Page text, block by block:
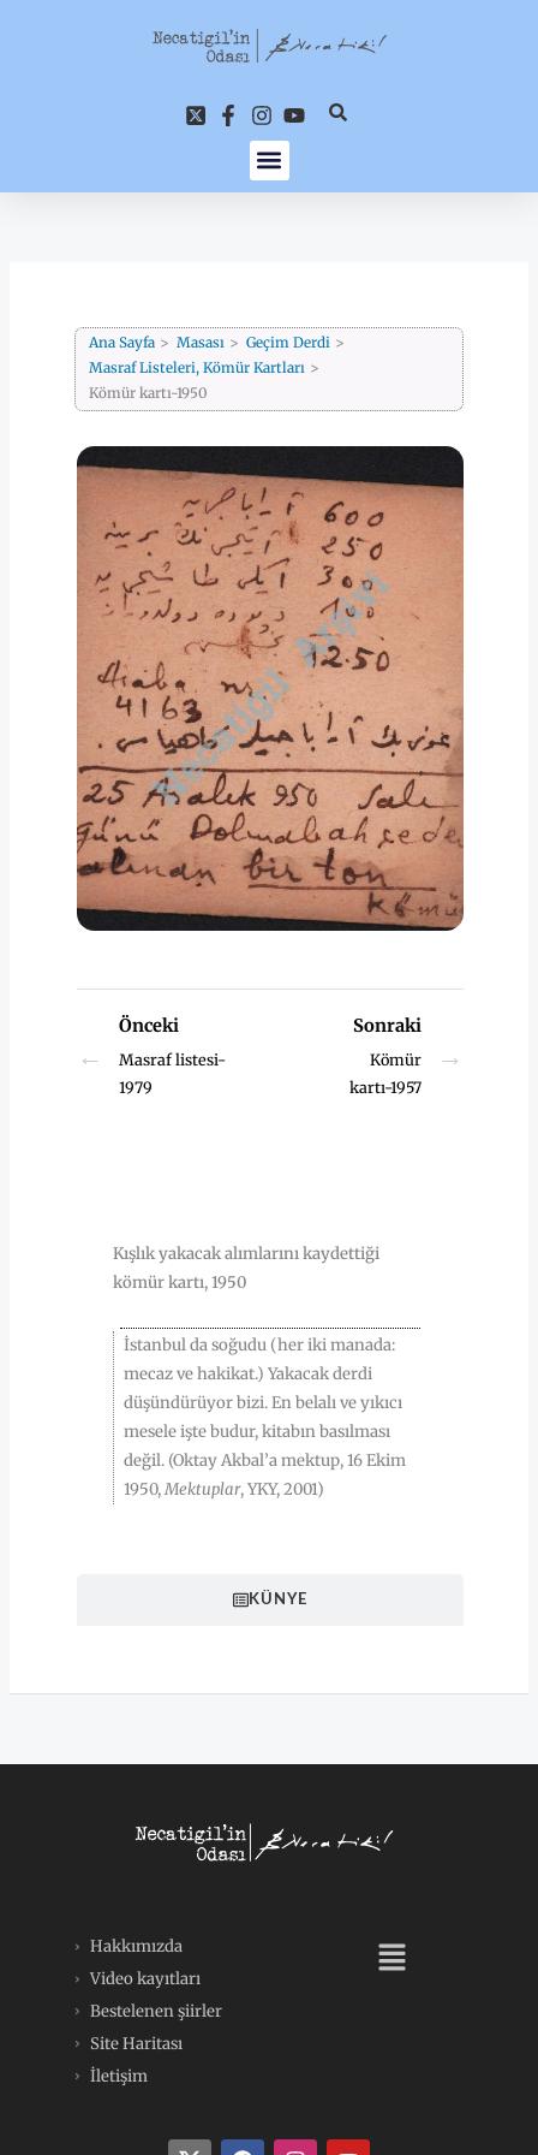
Ana Sayfa Masası
Geçim Derdi
Masraf Listeleri, Kömür Kartları
Kömür kartı-1950
←
Önceki
Masraf listesi-
1979
Sonraki
Kömür
kartı-1957
→
KÜNYE
Kışlık yakacak alımlarını kaydettiği
kömür kartı, 1950
İstanbul da soğudu (her iki manada:
mecaz ve hakikat.) Yakacak derdi
düşündürüyor bizi. En belalı ve yıkıcı
mesele işte budur, kitabın basılması
değil. (Oktay Akbal’a mektup, 16 Ekim
1950,Mektuplar, YKY, 2001)
Hakkımızda
Video kayıtları
Bestelenen şiirler
Site Haritası
İletişim
Menü
F I Y